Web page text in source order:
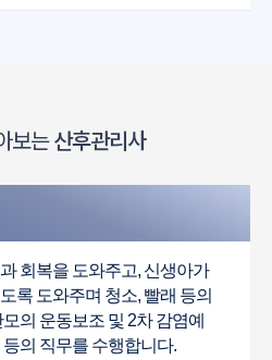
보는산후관리사
회복을 도와주고, 신생아가
록 도와주며 청소, 빨래 등의
의 운동보조 및 2차 감염예
의 직무를 수행합니다.